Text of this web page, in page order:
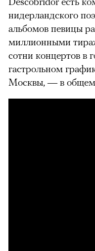
нидерландского
альбомов певицы
миллионными
сотни концертов в
гастрольном
Москвы, — в общем-